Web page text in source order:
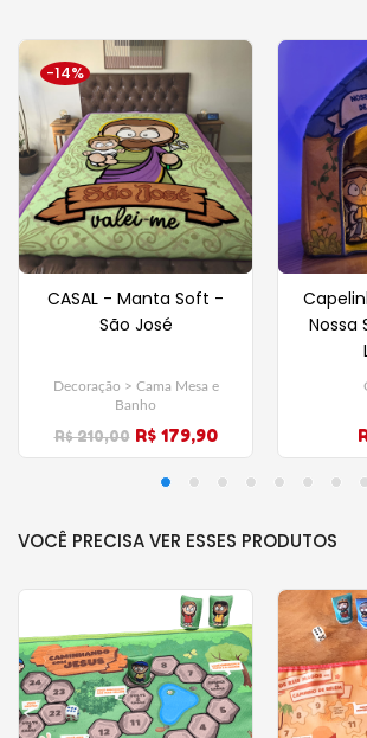
-14%
CASAL - Manta Soft -
São José
Decoração > Cama Mesa e
Banho
R$ 210,00 R$ 179,90
Nossa
VOCÊ PRECISA VER ESSES PRODUTOS